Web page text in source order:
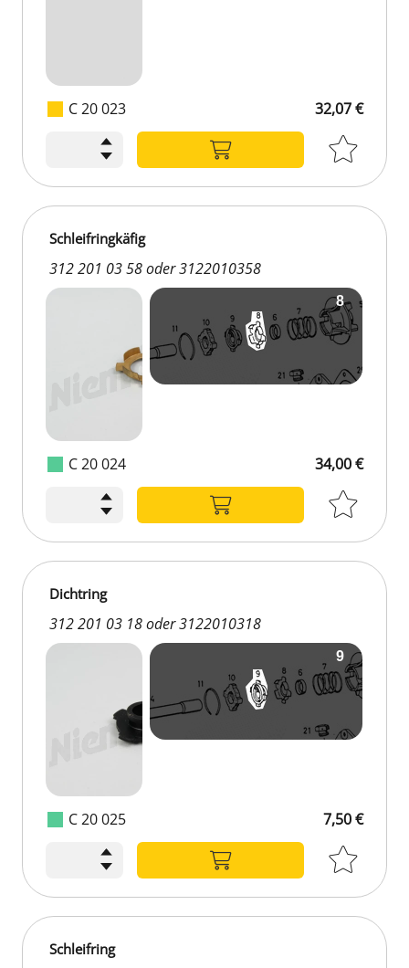
C 20 023 32,07 €
C 20 024
Schleifringkäfig
312 201 03 58 oder 3122010358
34,00 €
C 20 025
Dichtring
312 201 03 18 oder 3122010318
7,50 €
Schleifring